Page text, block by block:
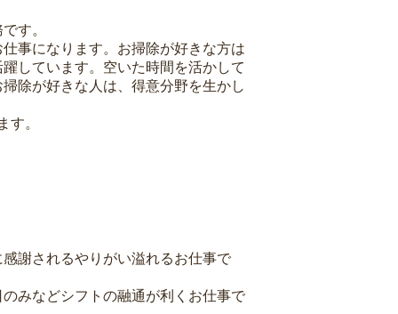
す。
事になります。お掃除が好きな方は
しています。空いた時間を活かして
除が好きな人は、得意分野を生かし
す。
謝されるやりがい溢れるお仕事で
みなどシフトの融通が利くお仕事で